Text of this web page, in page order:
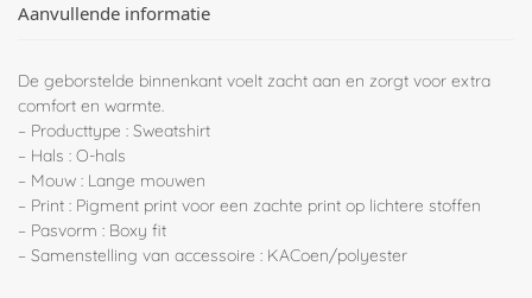
Aanvullende informatie
De geborstelde binnenkant voelt zacht aan en zorgt voor extra
comfort en warmte.
– Producttype : Sweatshirt
– Hals : O-hals
– Mouw : Lange mouwen
– Print : Pigment print voor een zachte print op lichtere stoffen
– Pasvorm : Boxy fit
– Samenstelling van accessoire : KACoen/polyester